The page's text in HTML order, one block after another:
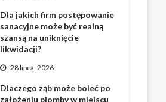
Dla jakich firm postępowanie
sanacyjne może być realną
szansą na uniknięcie
likwidacji?
28 lipca, 2026
Dlaczego ząb może boleć po
założeniu plomby w miejscu